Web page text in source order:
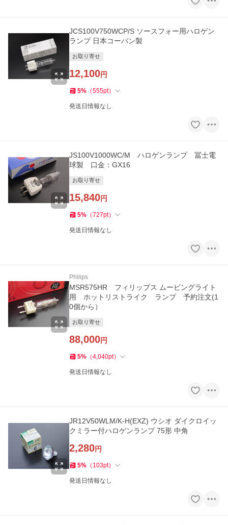
JCS100V750WCP/S ソースフォー用ハロゲン
ランプ 日本コーバン製
お取り寄せ
12,100円
5% （555pt）
発送日情報なし
JS100V1000WC/M ハロゲンランプ 冨士電
球製 口金：GX16
お取り寄せ
15,840円
5% （727pt）
発送日情報なし
Philips
MSR575HR フィリップス ムービングライト
用 ホットリストライク ランプ 予約注文(1
0個から）
お取り寄せ
88,000円
5% （4,040pt）
発送日情報なし
JR12V50WLM/K-H(EXZ) ウシオ ダイクロイッ
クミラー付ハロゲンランプ 75形 中角
2,280円
5% （ 103pt）
発送日情報なし